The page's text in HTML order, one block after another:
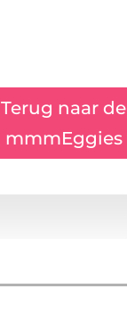
Terug naar de
mmmEggies